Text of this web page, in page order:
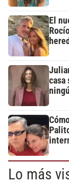
El
casa
Lo más